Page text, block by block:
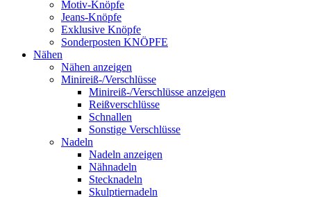
Motiv-Knöpfe
Jeans-Knöpfe
Exklusive Knöpfe
Sonderposten KNÖPFE
Nähen
Nähen anzeigen
Minireiß-/Verschlüsse
Minireiß-/Verschlüsse anzeigen
Reißverschlüsse
Schnallen
Sonstige Verschlüsse
Nadeln
Nadeln anzeigen
Nähnadeln
Stecknadeln
Skulptiernadeln